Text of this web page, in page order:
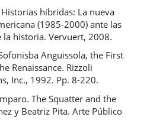
híbridas: La nueva
(1985-2000) ante las
historia. Vervuert, 2008.
Anguissola, the First
Renaissance. Rizzoli
Inc., 1992. Pp. 8-220.
The Squatter and the
y Beatriz Pita. Arte Público